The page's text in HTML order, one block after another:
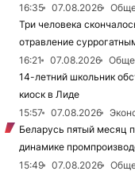
16:35
07.08.2026
Три человека
отравление
16:21
07.08.2026
14-летний школьник
киоск в Лиде
15:57
07.08.2026
Беларусь пятый месяц
динамике
15:49
07.08.2026